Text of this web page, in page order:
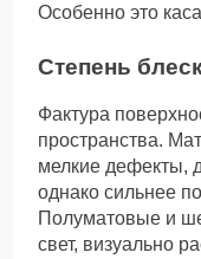
Особенно это
Степень
Фактура
пространства.
мелкие дефекты,
однако сильнее
Полуматовые и
свет, визуально